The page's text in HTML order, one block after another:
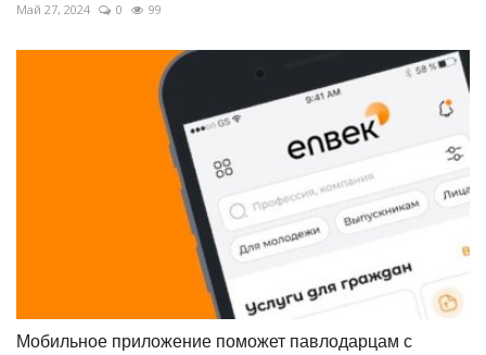
Май 27, 2024 0 99
Мобильное приложение поможет павлодарцам с